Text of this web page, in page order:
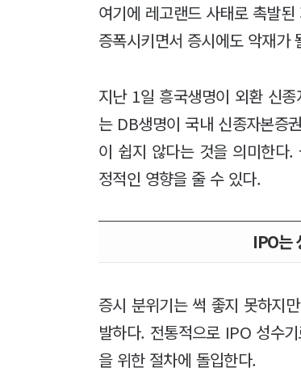
여기에 레고랜드 사태로 촉발
증폭시키면서 증시에도 악재가
지난 1일 흥국생명이 외환 신
는 DB생명이 국내 신종자본증
이 쉽지 않다는 것을 의미한다
정적인 영향을 줄 수 있다.
IPO는
증시 분위기는 썩 좋지 못하지
발하다. 전통적으로 IPO 성수
을 위한 절차에 돌입한다.